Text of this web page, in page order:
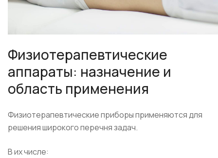
Физиотерапевтические
аппараты: назначение и
область применения
​Физиотерапевтические приборы применяются для
решения широкого перечня задач.
В их числе: